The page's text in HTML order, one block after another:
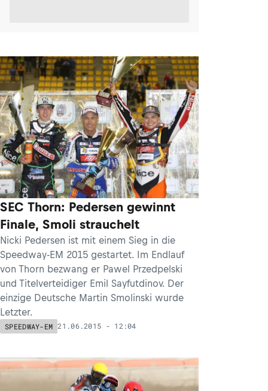
SEC Thorn: Pedersen gewinnt
Finale, Smoli strauchelt
Nicki Pedersen ist mit einem Sieg in die
Speedway-EM 2015 gestartet. Im Endlauf
von Thorn bezwang er Pawel Przedpelski
und Titelverteidiger Emil Sayfutdinov. Der
einzige Deutsche Martin Smolinski wurde
Letzter.
SPEEDWAY-EM 21.06.2015 - 12:04